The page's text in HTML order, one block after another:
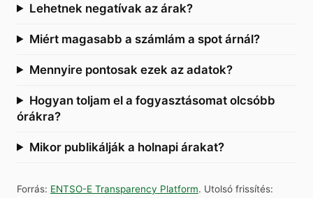
Lehetnek negatívak az árak?
Miért magasabb a számlám a spot árnál?
Mennyire pontosak ezek az adatok?
Hogyan toljam el a fogyasztásomat olcsóbb
órákra?
Mikor publikálják a holnapi árakat?
Forrás: ENTSO-E Transparency Platform. Utolsó frissítés: